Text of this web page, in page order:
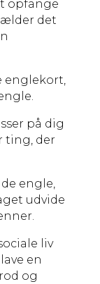
opfange
det
englekort,
på dig
ting, der
engle,
udvide
liv
en
og